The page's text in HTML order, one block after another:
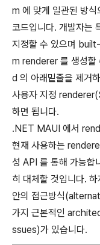
m 에 맞게 일관된 방
코드입니다. 개발자
지정할 수 있으며
m renderer 를 생성할
d 의 아래밑줄을 제거
사용자 지정
하면 됩니다.
.NET MAUI 에서
현재 사용하는
성 API 를 통해 가능
히 대체할 것입니다.
안의 접근방식
가지 근본적인
ssues)가 있습니다.